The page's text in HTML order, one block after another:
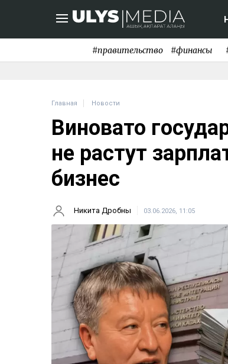
#правительство #финансы
Главная Новости
Виновато
не растут
бизнес
Никита Дробны 03.06.2026, 11:05